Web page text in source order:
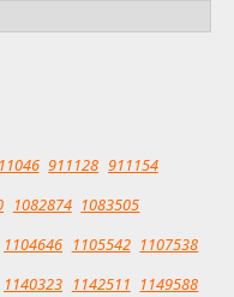
911128 911154
1082874 1083505
1104646 1105542 1107538
1140323 1142511 1149588